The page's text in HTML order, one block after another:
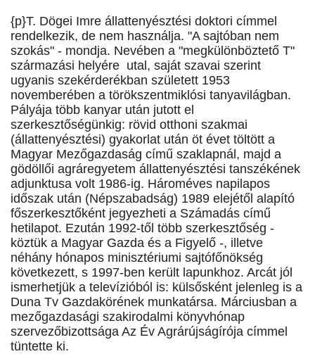
{p}T. Dögei Imre állattenyésztési doktori címmel
rendelkezik, de nem használja. "A sajtóban nem
szokás" - mondja. Nevében a "megkülönböztető T"
származási helyére utal, saját szavai szerint
ugyanis szekérderékban született 1953
novemberében a törökszentmiklósi tanyavilágban.
Pályája több kanyar után jutott el
szerkesztőségünkig: rövid otthoni szakmai
(állattenyésztési) gyakorlat után öt évet töltött a
Magyar Mezőgazdaság című szaklapnál, majd a
gödöllői agráregyetem állattenyésztési tanszékének
adjunktusa volt 1986-ig. Hároméves napilapos
időszak után (Népszabadság) 1989 elejétől alapító
főszerkesztőként jegyezheti a Számadás című
hetilapot. Ezután 1992-től több szerkesztőség -
köztük a Magyar Gazda és a Figyelő -, illetve
néhány hónapos minisztériumi sajtófőnökség
következett, s 1997-ben került lapunkhoz. Arcát jól
ismerhetjük a televízióból is: külsősként jelenleg is a
Duna Tv Gazdakörének munkatársa. Márciusban a
mezőgazdasági szakirodalmi könyvhónap
szervezőbizottsága Az Év Agrárújságírója címmel
tüntette ki.